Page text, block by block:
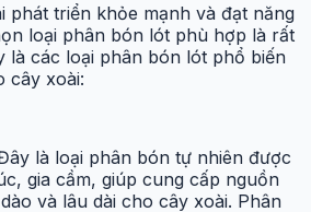
phát triển khỏe mạnh và đạt năng
loại phân bón lót phù hợp là rất
là các loại phân bón lót phổ biến
cây xoài:
là loại phân bón tự nhiên được
gia cầm, giúp cung cấp nguồn
và lâu dài cho cây xoài. Phân